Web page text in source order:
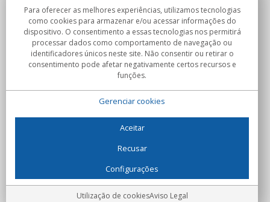
Sobre nosotros
Compromissos
Compras
C/Flassaders, 13, Nave 6, 08130 Santa Perpètua de Mogoda
(Barcelona) - Espanha
Locura Digital - Todos os direitos reservados
Para oferecer as melhores experiências, utilizamos tecnologias
como cookies para armazenar e/ou acessar informações do
dispositivo. O consentimento a essas tecnologias nos permitirá
processar dados como comportamento de navegação ou
identificadores únicos neste site. Não consentir ou retirar o
consentimento pode afetar negativamente certos recursos e
funções.
Gerenciar cookies
Aceitar
Recusar
Configurações
Utilização de cookiesAviso Legal